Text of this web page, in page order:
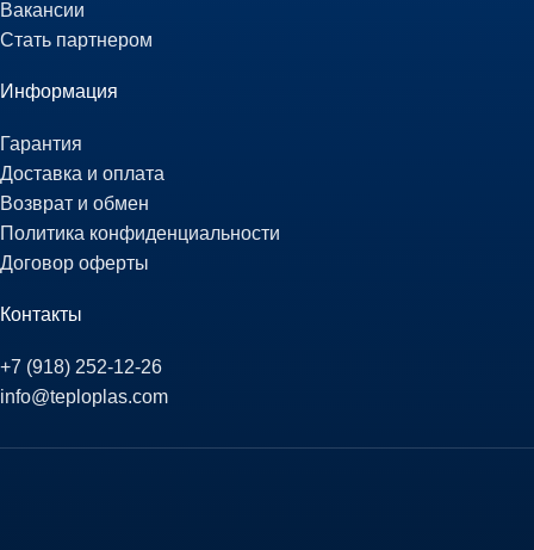
Вакансии
Стать партнером
Информация
Гарантия
Доставка и оплата
Возврат и обмен
Политика конфиденциальности
Договор оферты
Контакты
+7 (918) 252-12-26
info@teploplas.com